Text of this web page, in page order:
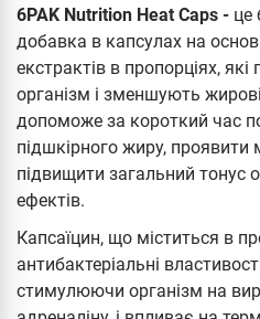
6PAK Nutrition Heat Caps - це
добавка в капсулах на
екстрактів в пропорціях,
організм і зменшують
допоможе за короткий час
підшкірного жиру, проявити
підвищити загальний тонус
ефектів.
Капсаїцин, що міститься в
антибактеріальні
стимулюючи організм на